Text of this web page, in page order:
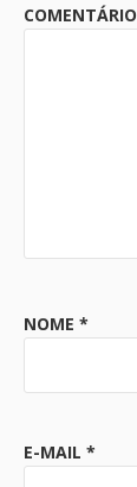
COMENTÁRIO
NOME *
E-MAIL *